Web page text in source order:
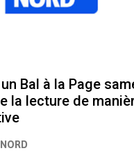
Bal à la Page
la lecture de